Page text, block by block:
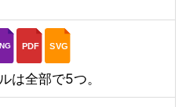
PDF SVG
は全部で5つ。